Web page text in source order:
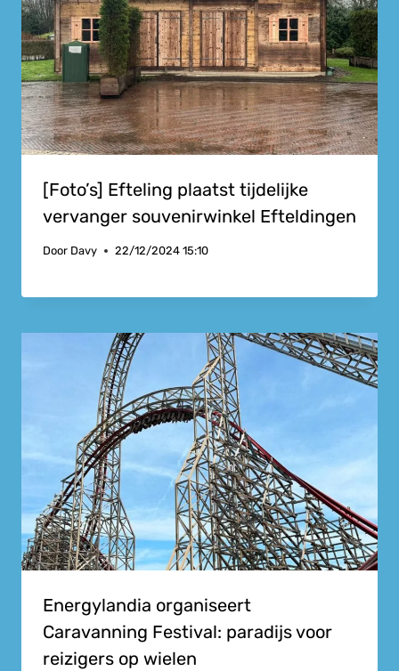
[Foto’s] Efteling plaatst tijdelijke
vervanger souvenirwinkel Efteldingen
Door Davy 22/12/2024 15:10
Energylandia organiseert
Caravanning Festival: paradijs voor
reizigers op wielen